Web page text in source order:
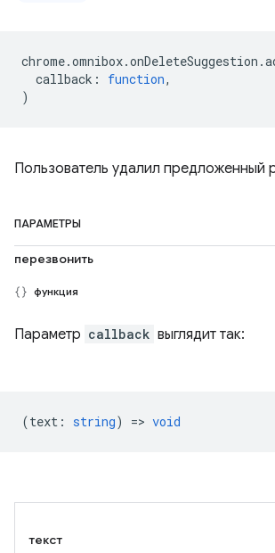
chrome.omnibox.onDeleteSuggestion .
callback : function,
)
Пользователь удалил предложенный
ПАРАМЕТРЫ
перезвонить
функция
Параметр callback выглядит так:
(text : string) => void
текст